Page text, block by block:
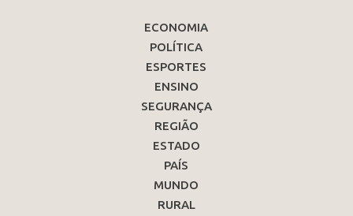
ECONOMIA
POLÍTICA
ESPORTES
ENSINO
SEGURANÇA
REGIÃO
ESTADO
PAÍS
MUNDO
RURAL